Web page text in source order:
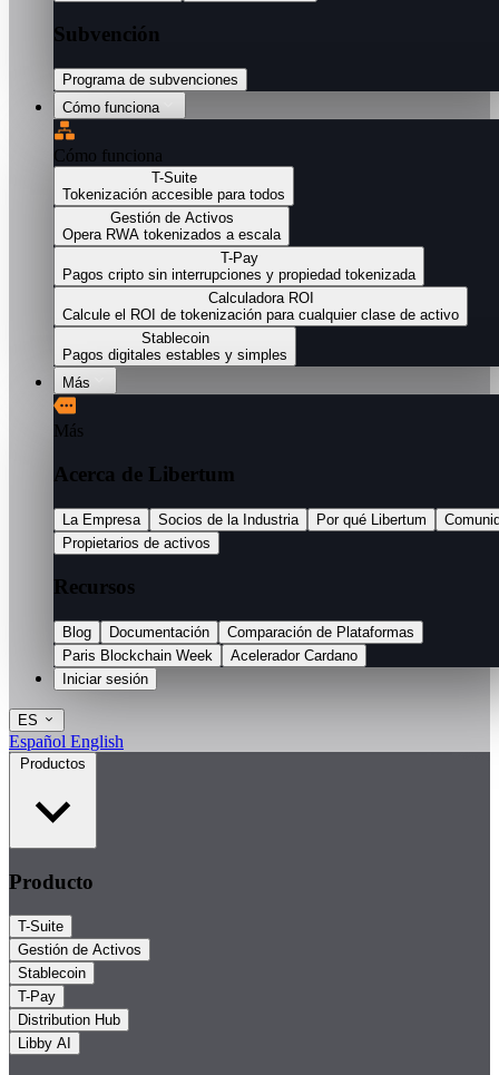
Subvención
Programa de subvenciones
Cómo funciona
Cómo funciona
T-Suite
Tokenización accesible para todos
Gestión de Activos
Opera RWA tokenizados a escala
T-Pay
Pagos cripto sin interrupciones y propiedad tokenizada
Calculadora ROI
Calcule el ROI de tokenización para cualquier clase de activo
Stablecoin
Pagos digitales estables y simples
Más
Más
Acerca de Libertum
La Empresa Socios de la Industria Por qué Libertum
Propietarios de activos
Recursos
Blog Documentación
Comparación de Plataformas
Paris Blockchain Week
Acelerador Cardano
Iniciar sesión
ES
Español English
Productos
Producto
T-Suite
Gestión de Activos
Stablecoin
T-Pay
Distribution Hub
Libby AI